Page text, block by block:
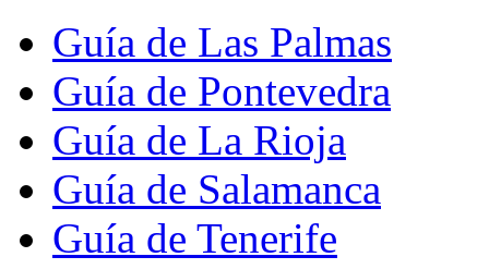
Guía de Las Palmas
Guía de Pontevedra
Guía de La Rioja
Guía de Salamanca
Guía de Tenerife